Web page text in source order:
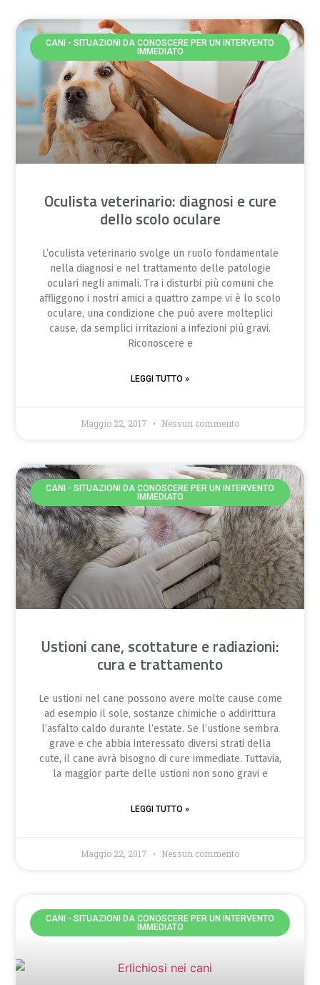
CANI - SITUAZIONI DA CONOSCERE PER UN INTERVENTO
IMMEDIATO
Oculista veterinario: diagnosi e cure
dello scolo oculare
L’oculista veterinario svolge un ruolo fondamentale
nella diagnosi e nel trattamento delle patologie
oculari negli animali. Tra i disturbi più comuni che
affliggono i nostri amici a quattro zampe vi è lo scolo
oculare, una condizione che può avere molteplici
cause, da semplici irritazioni a infezioni più gravi.
Riconoscere e
LEGGI TUTTO »
Maggio 22, 2017 Nessun commento
CANI - SITUAZIONI DA CONOSCERE PER UN INTERVENTO
IMMEDIATO
Ustioni cane, scottature e radiazioni:
cura e trattamento
Le ustioni nel cane possono avere molte cause come
ad esempio il sole, sostanze chimiche o addirittura
l’asfalto caldo durante l’estate. Se l’ustione sembra
grave e che abbia interessato diversi strati della
cute, il cane avrà bisogno di cure immediate. Tuttavia,
la maggior parte delle ustioni non sono gravi e
LEGGI TUTTO »
Maggio 22, 2017 Nessun commento
CANI - SITUAZIONI DA CONOSCERE PER UN INTERVENTO
IMMEDIATO